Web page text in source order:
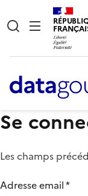
Se
Les champs
Adresse email*